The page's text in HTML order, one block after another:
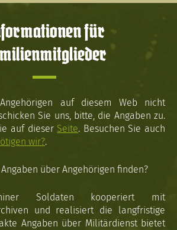
für
auf diesem Web nicht
Sie uns, bitte, die Angaben zu.
auf dieser Seite. Besuchen Sie auch
wir?.
über Angehörigen finden?
Soldaten kooperiert mit
und realisiert die langfristige
Angaben über Militärdienst bietet